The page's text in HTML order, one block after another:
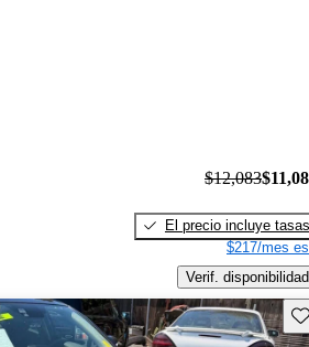
$12,083
El precio incluye tasas
$217/mes
Verif. disponibilidad